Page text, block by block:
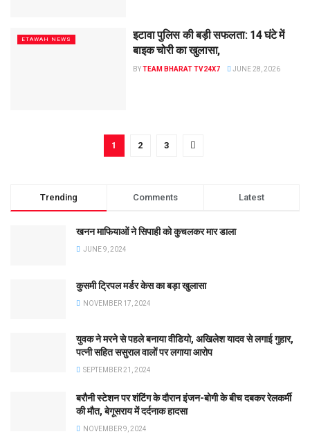
ETAWAH NEWS
इटावा पुलिस की बड़ी सफलता: 14 घंटे में
बाइक चोरी का खुलासा,
BYTEAM BHARAT TV24X7 JUNE 28, 2026
1 2 3
Trending Comments Latest
खनन माफियाओं ने सिपाही को कुचलकर मार डाला
JUNE 9, 2024
कुसमी ट्रिपल मर्डर केस का बड़ा खुलासा
NOVEMBER 17, 2024
युवक ने मरने से पहले बनाया वीडियो, अखिलेश यादव से लगाई गुहार,
पत्नी सहित ससुराल वालों पर लगाया आरोप
SEPTEMBER 21, 2024
बरौनी स्टेशन पर शंटिंग के दौरान इंजन-बोगी के बीच दबकर रेलकर्मी
की मौत, बेगूसराय में दर्दनाक हादसा
NOVEMBER 9, 2024